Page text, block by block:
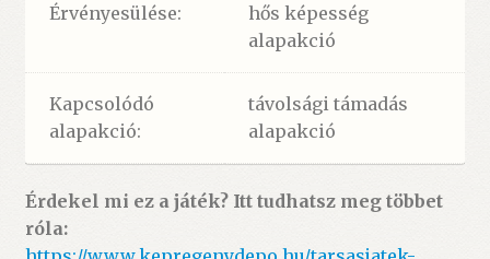
Érvényesülése:
hős képesség
alapakció
Kapcsolódó
alapakció:
távolsági támadás
alapakció
Érdekel mi ez a játék? Itt tudhatsz meg többet
róla: